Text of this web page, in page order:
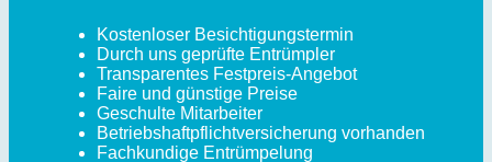
Kostenloser Besichtigungstermin
Durch uns geprüfte Entrümpler
Transparentes Festpreis-Angebot
Faire und günstige Preise
Geschulte Mitarbeiter
Betriebshaftpflichtversicherung vorhanden
Fachkundige Entrümpelung